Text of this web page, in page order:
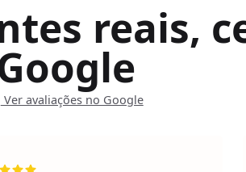
reais,
Ver avaliações no Google